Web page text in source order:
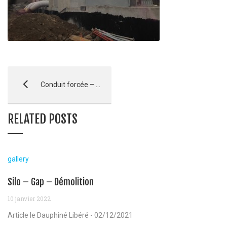
Conduit forcée – St Firmin
RELATED POSTS
gallery
Silo – Gap – Démolition
10 janvier 2022
Article le Dauphiné Libéré - 02/12/2021